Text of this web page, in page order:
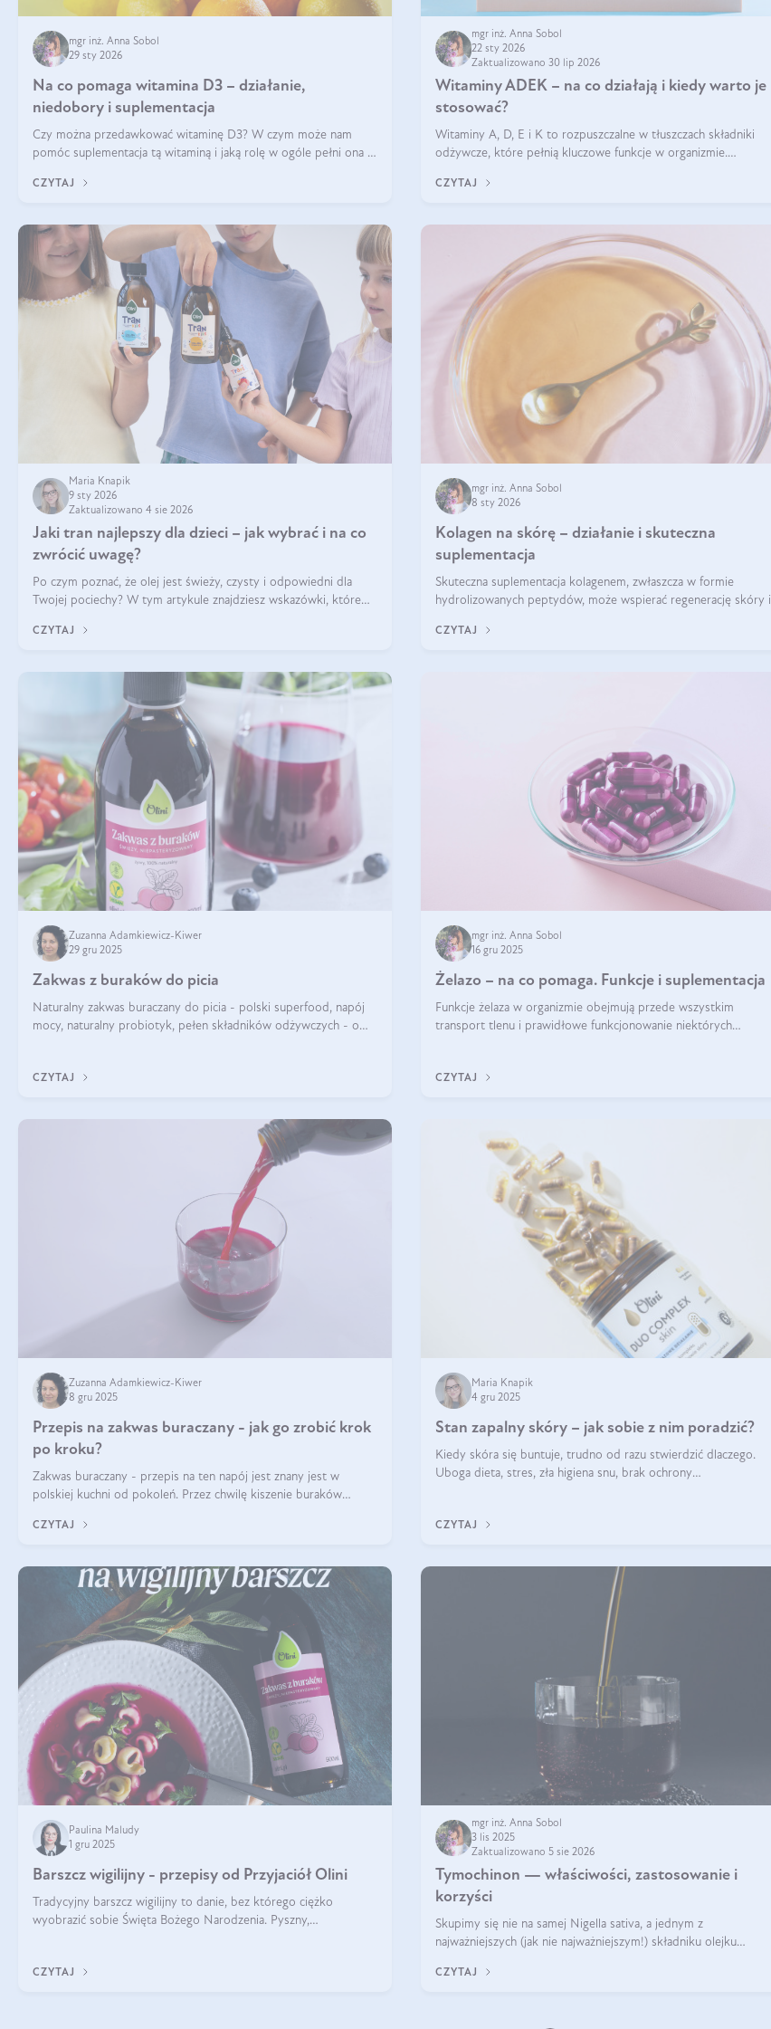
mgr inż. Anna Sobol
29 sty 2026
Na co pomaga witamina D3 – działanie,
niedobory i suplementacja
Czy można przedawkować witaminę D3? W czym może nam
pomóc suplementacja tą witaminą i jaką rolę w ogóle pełni ona w
zalecane jest jesienią i zimą, ale czy wiesz, dlaczego warto to
CZYTAJ
mgr inż. Anna Sobol
22 sty 2026
Zaktualizowano 30 lip 2026
Witaminy ADEK – na co działają i kiedy warto je
stosować?
Witaminy A, D, E i K to rozpuszczalne w tłuszczach składniki
odżywcze, które pełnią kluczowe funkcje w organizmie.
krzepliwość krwi oraz mineralizację kości.
CZYTAJ
Maria Knapik
9 sty 2026
Zaktualizowano 4 sie 2026
Jaki tran najlepszy dla dzieci – jak wybrać i na co
zwrócić uwagę?
Po czym poznać, że olej jest świeży, czysty i odpowiedni dla
Twojej pociechy? W tym artykule znajdziesz wskazówki, które
CZYTAJ
mgr inż. Anna Sobol
8 sty 2026
Kolagen na skórę – działanie i skuteczna
suplementacja
Skuteczna suplementacja kolagenem, zwłaszcza w formie
hydrolizowanych peptydów, może wspierać regenerację skóry i
regularnością stosowania.
CZYTAJ
Zuzanna Adamkiewicz-Kiwer
29 gru 2025
Zakwas z buraków do picia
Naturalny zakwas buraczany do picia - polski superfood, napój
mocy, naturalny probiotyk, pełen składników odżywczych - o
CZYTAJ
mgr inż. Anna Sobol
16 gru 2025
Żelazo – na co pomaga. Funkcje i suplementacja
Funkcje żelaza w organizmie obejmują przede wszystkim
transport tlenu i prawidłowe funkcjonowanie niektórych
etapie życia.
CZYTAJ
Zuzanna Adamkiewicz-Kiwer
8 gru 2025
Przepis na zakwas buraczany - jak go zrobić krok
po kroku?
Zakwas buraczany - przepis na ten napój jest znany jest w
polskiej kuchni od pokoleń. Przez chwilę kiszenie buraków
na fali popularności na
CZYTAJ
Maria Knapik
4 gru 2025
Stan zapalny skóry – jak sobie z nim poradzić?
Kiedy skóra się buntuje, trudno od razu stwierdzić dlaczego.
Uboga dieta, stres, zła higiena snu, brak ochrony
CZYTAJ
Paulina Maludy
1 gru 2025
Barszcz wigilijny - przepisy od Przyjaciół Olini
Tradycyjny barszcz wigilijny to danie, bez którego ciężko
wyobrazić sobie Święta Bożego Narodzenia. Pyszny,
CZYTAJ
mgr inż. Anna Sobol
3 lis 2025
Zaktualizowano 5 sie 2026
Tymochinon — właściwości, zastosowanie i
korzyści
Skupimy się nie na samej Nigella sativa, a jednym z
najważniejszych (jak nie najważniejszym!) składniku olejku
CZYTAJ